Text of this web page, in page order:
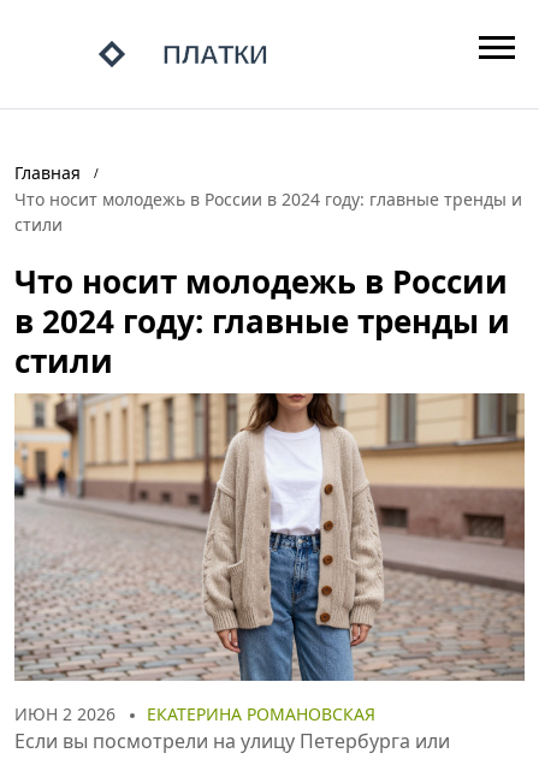
Главная
Что носит молодежь в России в 2024 году: главные тренды и
стили
Что носит молодежь в России
в 2024 году: главные тренды и
стили
ИЮН 2 2026 ЕКАТЕРИНА РОМАНОВСКАЯ
Если вы посмотрели на улицу Петербурга или